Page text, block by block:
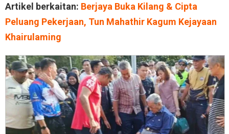
Artikel berkaitan: Berjaya Buka Kilang & Cipta
Peluang Pekerjaan, Tun Mahathir Kagum Kejayaan
Khairulaming